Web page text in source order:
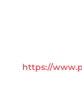
https://